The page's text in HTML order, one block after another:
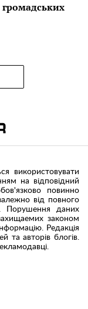
громадських
використовувати
на відповідний
повинно
від повного
Порушення даних
законом
Редакція
та авторів блогів.